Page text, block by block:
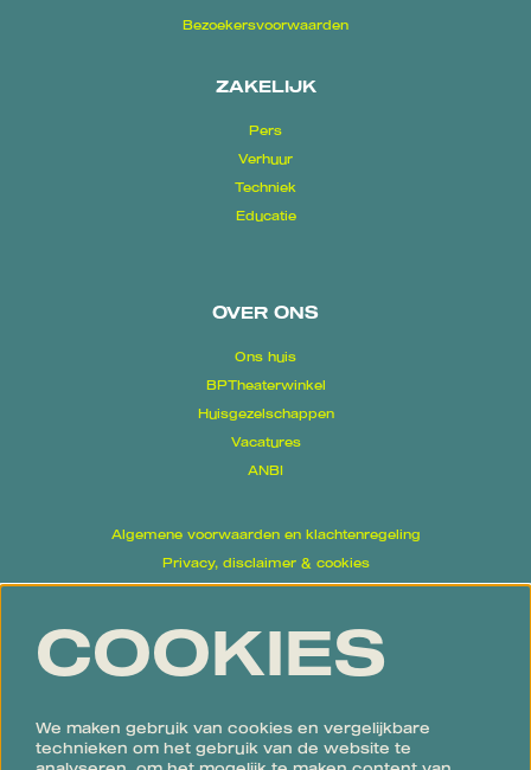
Bezoekersvoorwaarden
ZAKELIJK
Pers
Verhuur
Techniek
Educatie
OVER ONS
Ons huis
BPTheaterwinkel
Huisgezelschappen
Vacatures
ANBI
Algemene voorwaarden en klachtenregeling
Privacy, disclaimer & cookies
Proclaimer
COOKIES
We maken gebruik van cookies en vergelijkbare
technieken om het gebruik van de website te